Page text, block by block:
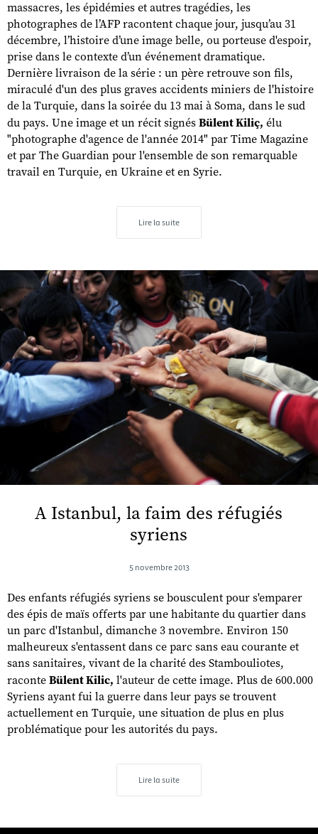
massacres, les épidémies et autres tragédies, les
photographes de l’AFP racontent chaque jour, jusqu’au 31
décembre, l’histoire d’une image belle, ou porteuse d'espoir,
prise dans le contexte d’un événement dramatique.
Dernière livraison de la série : un père retrouve son fils,
miraculé d'un des plus graves accidents miniers de l'histoire
de la Turquie, dans la soirée du 13 mai à Soma, dans le sud
du pays. Une image et un récit signés Bülent Kiliç, élu
"photographe d'agence de l'année 2014" par Time Magazine
et par The Guardian pour l'ensemble de son remarquable
travail en Turquie, en Ukraine et en Syrie.
Lire la suite
A Istanbul, la faim des réfugiés
syriens
5 novembre 2013
Des enfants réfugiés syriens se bousculent pour s'emparer
des épis de maïs offerts par une habitante du quartier dans
un parc d'Istanbul, dimanche 3 novembre. Environ 150
malheureux s'entassent dans ce parc sans eau courante et
sans sanitaires, vivant de la charité des Stambouliotes,
raconte Bülent Kilic, l'auteur de cette image. Plus de 600.000
Syriens ayant fui la guerre dans leur pays se trouvent
actuellement en Turquie, une situation de plus en plus
problématique pour les autorités du pays.
Lire la suite